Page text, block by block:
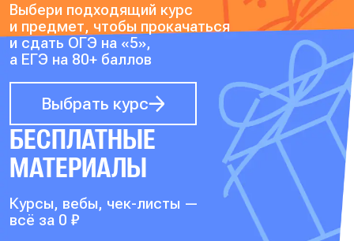
Выбери подходящий курс
и предмет, чтобы прокачаться
и сдать ОГЭ на «5»,
а ЕГЭ на 80+ баллов
Выбрать курс
БЕСПЛАТНЫЕ
МАТЕРИАЛЫ
Курсы, вебы, чек-листы —
всё за 0 ₽